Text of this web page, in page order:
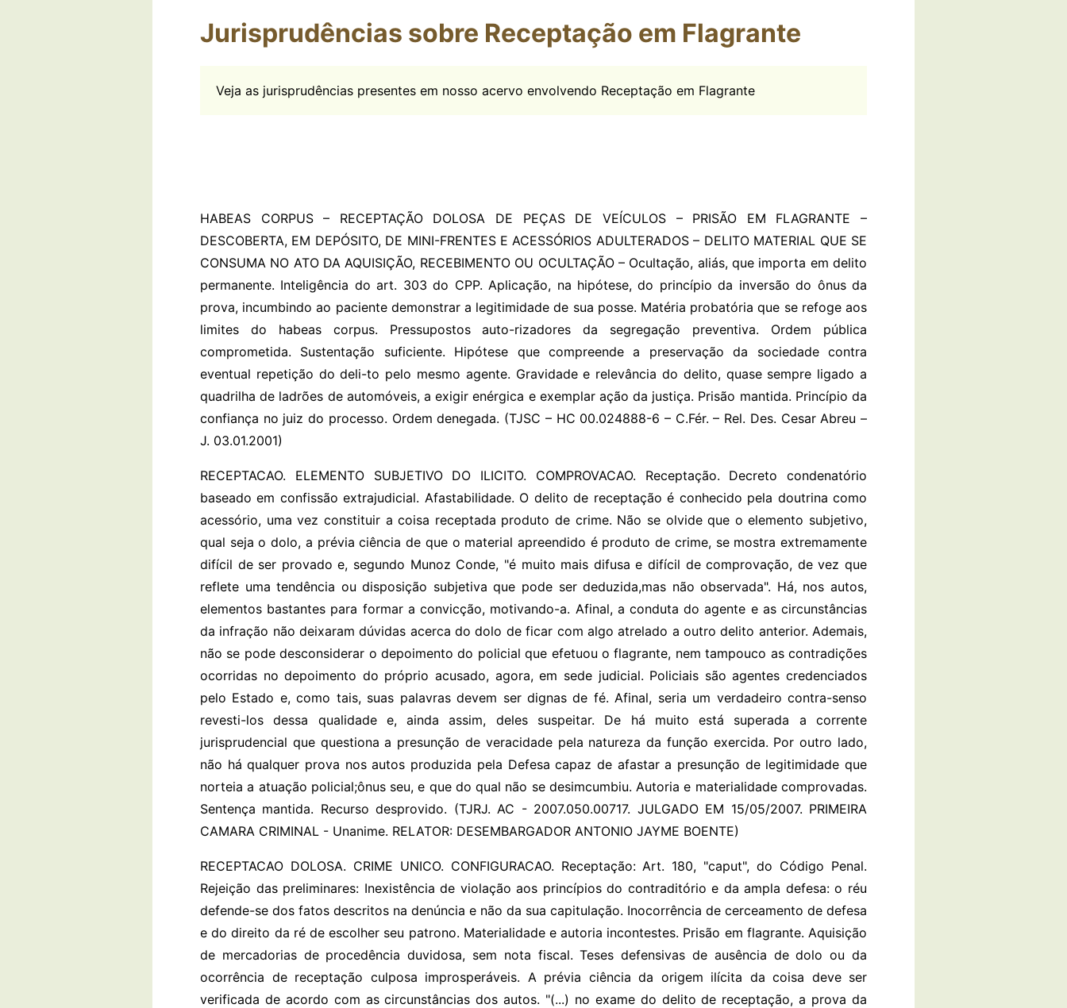
Jurisprudências sobre Receptação em Flagrante
Veja as jurisprudências presentes em nosso acervo envolvendo Receptação em Flagrante
HABEAS CORPUS – RECEPTAÇÃO DOLOSA DE PEÇAS DE VEÍCULOS – PRISÃO EM FLAGRANTE –
DESCOBERTA, EM DEPÓSITO, DE MINI-FRENTES E ACESSÓRIOS ADULTERADOS – DELITO MATERIAL QUE SE
CONSUMA NO ATO DA AQUISIÇÃO, RECEBIMENTO OU OCULTAÇÃO – Ocultação, aliás, que importa em delito
permanente. Inteligência do art. 303 do CPP. Aplicação, na hipótese, do princípio da inversão do ônus da
prova, incumbindo ao paciente demonstrar a legitimidade de sua posse. Matéria probatória que se refoge aos
limites do habeas corpus. Pressupostos auto-rizadores da segregação preventiva. Ordem pública
comprometida. Sustentação suficiente. Hipótese que compreende a preservação da sociedade contra
eventual repetição do deli-to pelo mesmo agente. Gravidade e relevância do delito, quase sempre ligado a
quadrilha de ladrões de automóveis, a exigir enérgica e exemplar ação da justiça. Prisão mantida. Princípio da
confiança no juiz do processo. Ordem denegada. (TJSC – HC 00.024888-6 – C.Fér. – Rel. Des. Cesar Abreu –
J. 03.01.2001)
RECEPTACAO. ELEMENTO SUBJETIVO DO ILICITO. COMPROVACAO. Receptação. Decreto condenatório
baseado em confissão extrajudicial. Afastabilidade. O delito de receptação é conhecido pela doutrina como
acessório, uma vez constituir a coisa receptada produto de crime. Não se olvide que o elemento subjetivo,
qual seja o dolo, a prévia ciência de que o material apreendido é produto de crime, se mostra extremamente
difícil de ser provado e, segundo Munoz Conde, "é muito mais difusa e difícil de comprovação, de vez que
reflete uma tendência ou disposição subjetiva que pode ser deduzida,mas não observada". Há, nos autos,
elementos bastantes para formar a convicção, motivando-a. Afinal, a conduta do agente e as circunstâncias
da infração não deixaram dúvidas acerca do dolo de ficar com algo atrelado a outro delito anterior. Ademais,
não se pode desconsiderar o depoimento do policial que efetuou o flagrante, nem tampouco as contradições
ocorridas no depoimento do próprio acusado, agora, em sede judicial. Policiais são agentes credenciados
pelo Estado e, como tais, suas palavras devem ser dignas de fé. Afinal, seria um verdadeiro contra-senso
revesti-los dessa qualidade e, ainda assim, deles suspeitar. De há muito está superada a corrente
jurisprudencial que questiona a presunção de veracidade pela natureza da função exercida. Por outro lado,
não há qualquer prova nos autos produzida pela Defesa capaz de afastar a presunção de legitimidade que
norteia a atuação policial;ônus seu, e que do qual não se desimcumbiu. Autoria e materialidade comprovadas.
Sentença mantida. Recurso desprovido. (TJRJ. AC - 2007.050.00717. JULGADO EM 15/05/2007. PRIMEIRA
CAMARA CRIMINAL - Unanime. RELATOR: DESEMBARGADOR ANTONIO JAYME BOENTE)
RECEPTACAO DOLOSA. CRIME UNICO. CONFIGURACAO. Receptação: Art. 180, "caput", do Código Penal.
Rejeição das preliminares: Inexistência de violação aos princípios do contraditório e da ampla defesa: o réu
defende-se dos fatos descritos na denúncia e não da sua capitulação. Inocorrência de cerceamento de defesa
e do direito da ré de escolher seu patrono. Materialidade e autoria incontestes. Prisão em flagrante. Aquisição
de mercadorias de procedência duvidosa, sem nota fiscal. Teses defensivas de ausência de dolo ou da
ocorrência de receptação culposa improsperáveis. A prévia ciência da origem ilícita da coisa deve ser
verificada de acordo com as circunstâncias dos autos. "(...) no exame do delito de receptação, a prova da